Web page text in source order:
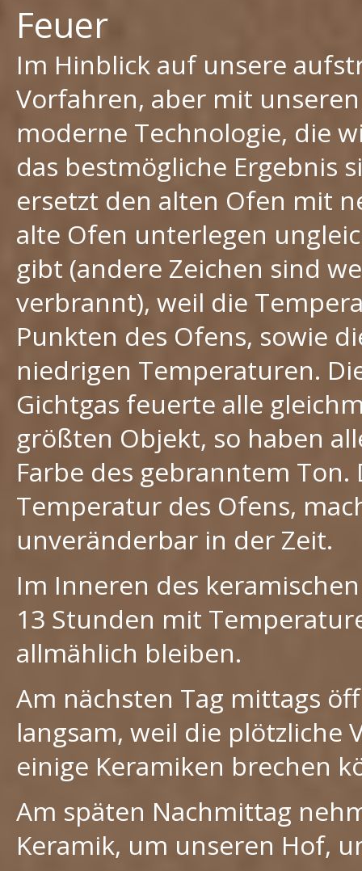
Feuer
Im Hinblick auf unsere
Vorfahren, aber mit
moderne Technologie, die
das bestmögliche Ergebnis
ersetzt den alten Ofen mit
alte Ofen unterlegen
gibt (andere Zeichen sind
verbrannt), weil die
Punkten des Ofens, sowie
niedrigen Temperaturen.
Gichtgas feuerte alle
größten Objekt, so haben
Farbe des gebranntem
Temperatur des Ofens,
unveränderbar in der Zeit.
Im Inneren des
13 Stunden mit
allmählich bleiben.
Am nächsten Tag mittags
langsam, weil die
einige Keramiken brechen
Am späten Nachmittag
Keramik, um unseren Hof,